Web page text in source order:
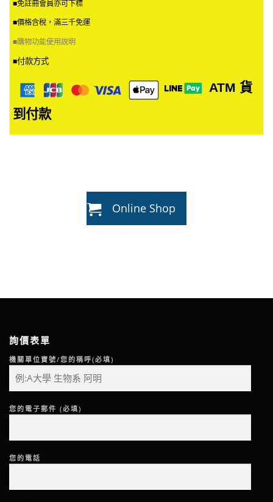
■免註冊會員亦可下標
■價格含稅，滿三千免運
■購物功能使用說明
■付款方式
ATM 貨
到付款
Online Shop
詢價表單
機關單位寶號/您的稱呼(必填)
您的電子郵件 (必填)
您的電話